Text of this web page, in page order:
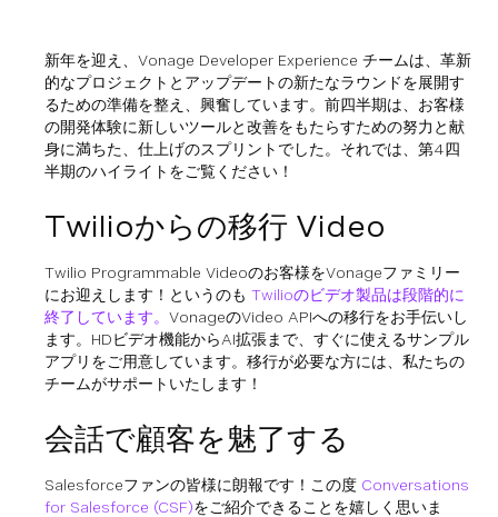
新年を迎え、Vonage Developer Experience チームは、革新
的なプロジェクトとアップデートの新たなラウンドを展開す
るための準備を整え、興奮しています。前四半期は、お客様
の開発体験に新しいツールと改善をもたらすための努力と献
身に満ちた、仕上げのスプリントでした。それでは、第4四
半期のハイライトをご覧ください！
Twilioからの移行 Video
Twilio Programmable Videoのお客様をVonageファミリー
にお迎えします！というのも Twilioのビデオ製品は段階的に
終了しています。 VonageのVideo APIへの移行をお手伝いし
ます。HDビデオ機能からAI拡張まで、すぐに使えるサンプル
アプリをご用意しています。移行が必要な方には、私たちの
チームがサポートいたします！
会話で顧客を魅了する
Salesforceファンの皆様に朗報です！この度 Conversations
for Salesforce (CSF)をご紹介できることを嬉しく思いま